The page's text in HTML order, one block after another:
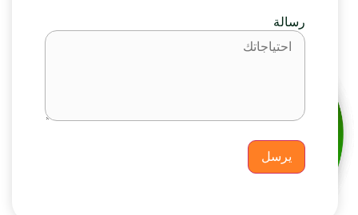
رسالة
يرسل